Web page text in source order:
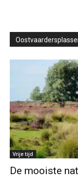
Vrije tijd
De mooiste